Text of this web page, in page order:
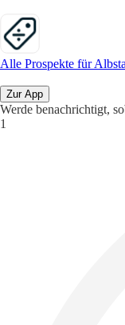
Alle Prospekte für
Zur App
Werde benachrichtigt,